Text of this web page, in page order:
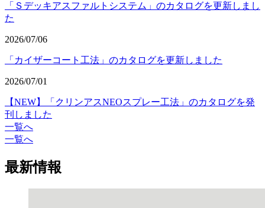
「Ｓデッキアスファルトシステム」のカタログを更新しまし
た
2026/07/06
「カイザーコート工法」のカタログを更新しました
2026/07/01
【NEW】「クリンアスNEOスプレー工法」のカタログを発
刊しました
一覧へ
一覧へ
最新情報